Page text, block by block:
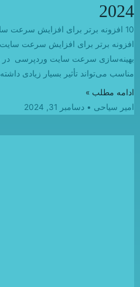
2024
مناسب می‌تواند تأثیر بسیار زیادی داشته
ادامه مطلب »
امیر سیاحی
دسامبر 31, 2024